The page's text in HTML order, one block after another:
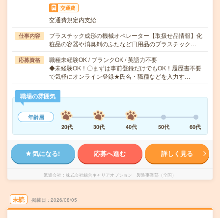
交通費
交通費規定内支給
仕事内容
プラスチック成形の機械オペレーター【取扱せ品情報】化
粧品の容器や消臭剤のふたなど日用品のプラスチック…
応募資格
職種未経験OK / ブランクOK / 英語力不要
◆未経験OK！〇まずは事前登録だけでもOK！履歴書不要
で気軽にオンライン登録★氏名・職種などを入力す…
職場の雰囲気
年齢層
20代
30代 40代 50代 60代
気になる! 応募へ進む 詳しく見る
派遣会社 株式会社綜合キャリアオプション 製造事業部（全国）
未読 掲載日 2026/08/05